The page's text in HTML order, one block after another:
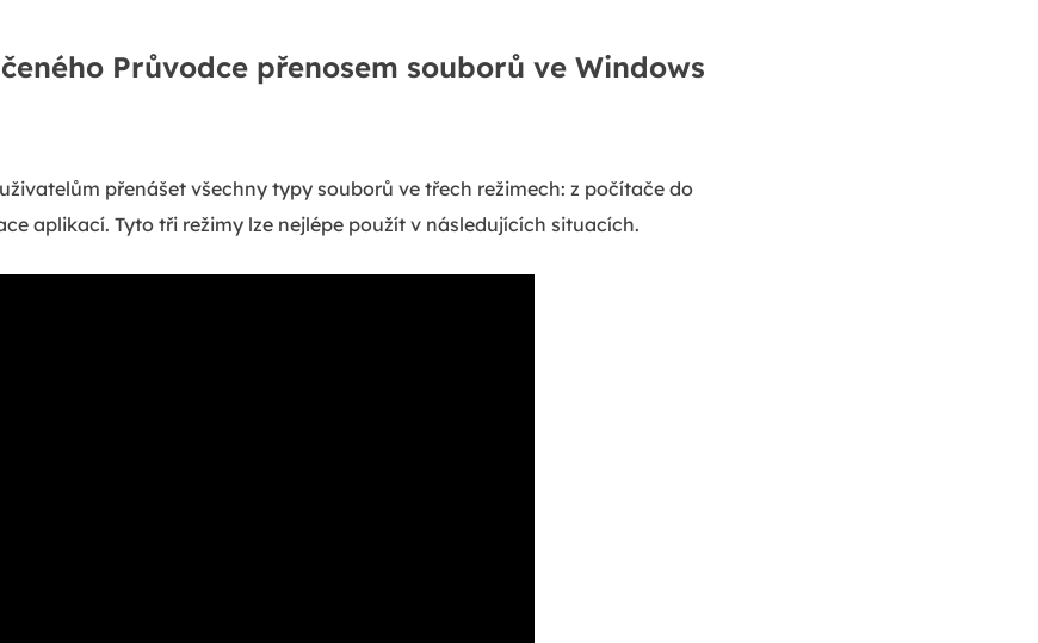
Průvodce přenosem souborů ve Windows
uživatelům přenášet všechny typy souborů ve třech režimech: z počítače do
aplikací. Tyto tři režimy lze nejlépe použít v následujících situacích.